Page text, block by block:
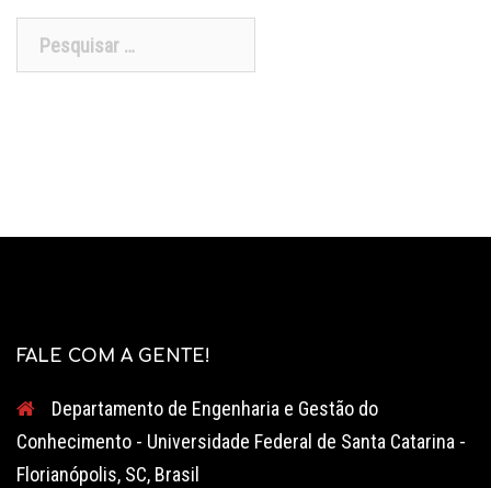
Pesquisar
por:
FALE COM A GENTE!
Departamento de Engenharia e Gestão do
Conhecimento - Universidade Federal de Santa Catarina -
Florianópolis, SC, Brasil